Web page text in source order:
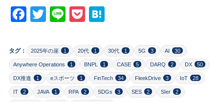
Facebook
TwitterLinePocket
タグ： 2025年の崖 1 20代 1 30代 1 5G 3 AI 30
Anywhere Operations 1 BNPL 1 CASE 5 DARQ 2 DX 50
DX推進 1 eスポーツ 1 FinTech 34 FleekDrive 3 IoT 28
IT 2 JAVA 1 RPA 2 SDGs 3 SES 2 SIer 2